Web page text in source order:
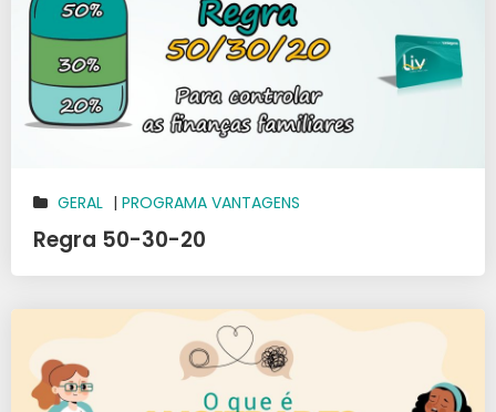
GERAL | PROGRAMA VANTAGENS
Regra 50-30-20